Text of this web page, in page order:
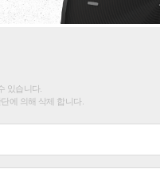
있습니다.
에 의해 삭제 합니다.